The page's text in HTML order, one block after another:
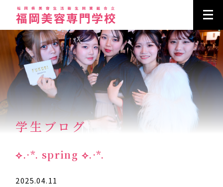
学生ブログ
⟡.·*. spring ⟡.·*.
2025.04.11